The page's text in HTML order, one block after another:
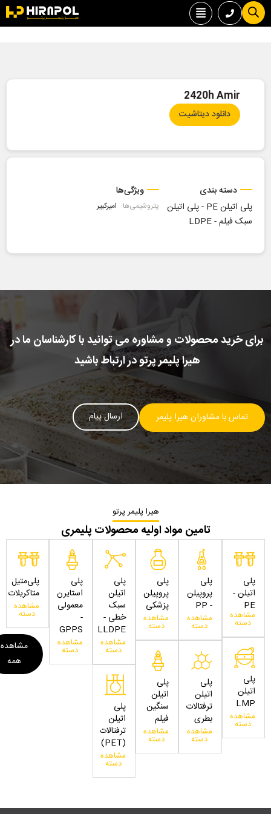
2420h Amir
دانلود دیتاشیت
دسته بندی
پلی اتیلن PE
-پلی اتیلن
سبک فیلم - LDPE
ویژگی‌ها
پتروشیمی‌ها: امیرکبیر
برای خرید محصولات و مشاوره می توانید با کارشناسان ما در
هیرا پلیمر پرتو در ارتباط باشید
تماس با مشاوران هیرا پلیمر ارسال پیام
هیرا پلیمر پرتو
تامین مواد اولیه محصولات پلیمری
پلی
اتیلن -
PE
مشاهده
دسته
پلی
اتیلن
LMP
مشاهده
دسته
پلی
پروپیلن
- PP
مشاهده
دسته
پلی
اتیلن
ترفتالات
بطری
مشاهده
دسته
پلی
پروپیلن
پزشکی
مشاهده
دسته
پلی
اتیلن
سنگین
فیلم
مشاهده
دسته
پلی
اتیلن
سبک
خطی -
LLDPE
مشاهده
دسته
پلی
اتیلن
ترفتالات
(PET)
مشاهده
دسته
پلی
استایرن
معمولی
-
GPPS
مشاهده
دسته
پلی‌متیل
متاکریلات
مشاهده
دسته
مشاهده
همه